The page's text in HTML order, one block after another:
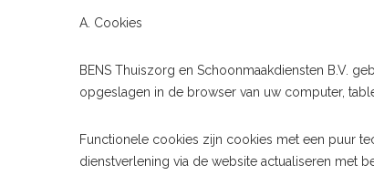
A. Cookies
BENS Thuiszorg en Schoonmaakdiensten B.V.
opgeslagen in de browser van uw computer,
Functionele cookies zijn cookies met een puur
dienstverlening via de website actualiseren met